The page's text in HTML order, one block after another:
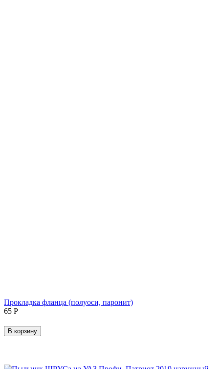
Прокладка фланца (полуоси, паронит)
‍65‍ Р
В корзину